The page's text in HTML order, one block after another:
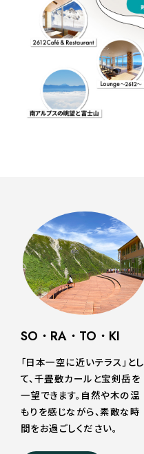
SO・RA・TO・KI
「日本一空に近いテラス」とし
て、千畳敷カールと宝剣岳を
一望できます。自然や木の温
もりを感じながら、素敵な時
間をお過ごしください。